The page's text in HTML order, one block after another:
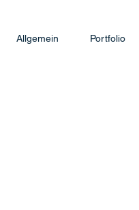
Allgemein Portfolio